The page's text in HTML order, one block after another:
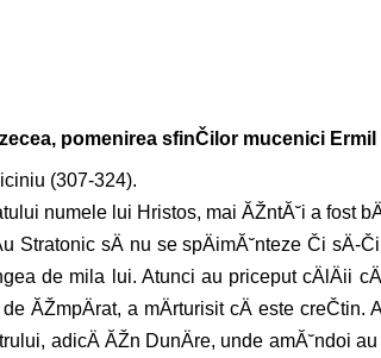
pomenirea sfinČilor mucenici Ermil
(307-324).
numele lui Hristos, mai ĂŽntĂ˘i a fost
sÄ nu se spÄimĂ˘nteze Či sÄ-Či
de mila lui. Atunci au priceput cÄlÄii cÄ
ĂŽmpÄrat, a mÄrturisit cÄ este creČtin.
adicÄ ĂŽn DunÄre, unde amĂ˘ndoi